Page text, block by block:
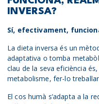
INVERSA?
Sí, efectivament,
La dieta inversa és un
adaptativa o tomba
clau de la seva eficiència
metabolisme, fer-lo
El cos humà s’adapta a la